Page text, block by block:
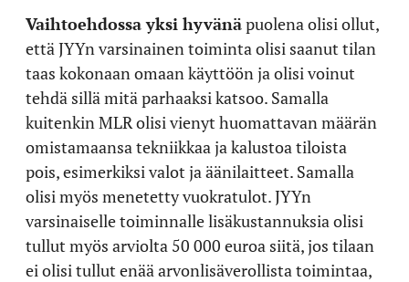
Vaihtoehdossa yksi hyvänäpuolena olisi ollut,
että JYYn varsinainen toiminta olisi saanut tilan
taas kokonaan omaan käyttöön ja olisi voinut
tehdä sillä mitä parhaaksi katsoo. Samalla
kuitenkin MLR olisi vienyt huomattavan määrän
omistamaansa tekniikkaa ja kalustoa tiloista
pois, esimerkiksi valot ja äänilaitteet. Samalla
olisi myös menetetty vuokratulot. JYYn
varsinaiselle toiminnalle lisäkustannuksia olisi
tullut myös arviolta 50 000 euroa siitä, jos tilaan
ei olisi tullut enää arvonlisäverollista toimintaa,